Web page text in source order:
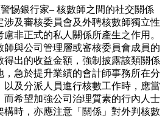
惕銀行家– 核數師之間的社交關係
及審核委員會及外聘核數師獨立性
非正式的私人關係所產生之作用。
師與公司管理層或審核委員會成員的
得出的收益金額，強制披露該類關係
，急於提升業績的會計師事務所在分
及分派人員進行核數工作時，應當
而希望加強公司治理質素的行內人士
時，亦應注意「關係」對外判核數